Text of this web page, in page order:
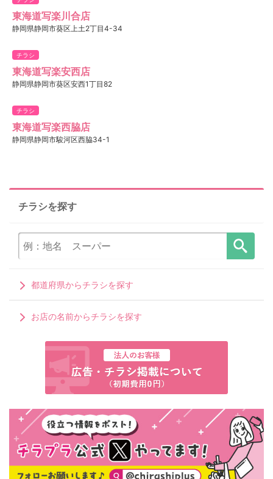
東海道写楽川合店
静岡県静岡市葵区上土2丁目4-34
チラシ
東海道写楽安西店
静岡県静岡市葵区安西1丁目82
チラシ
東海道写楽西脇店
静岡県静岡市駿河区西脇34-1
チラシを探す
都道府県からチラシを探す
お店の名前からチラシを探す